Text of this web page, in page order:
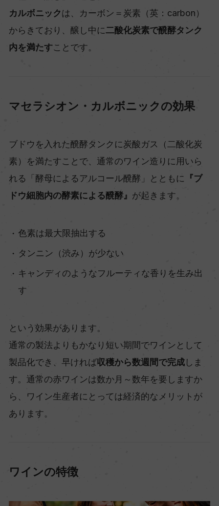
カルボニックは、カーボン＝炭素（英：carbon）
からきており、醸し中に二酸化炭素で醗酵タンク
内を満たすことです。
マセラシオン・カルボニックの効果
ブドウを入れた醗酵タンクに炭酸ガス（二酸化炭
素）を満たすことで、通常のワイン造りに用いら
れる「酵母によるアルコール醗酵」とともに
『ブ
ドウ細胞内の酵素による醗酵』 が起きます。
色素は最大限抽出する
タンニン（渋み）が少ない
キャンディのようなフルーティな香りを生み出
す
という効果があります。
通常の製法よりもかなり短い期間でワインとして
製品化でき、早ければ収穫から数週間で完成しま
す。通常の赤ワインは数か月～数年を要しますか
ら、ワイン生産者にとっては経済的なメリットが
あります。
ワインの特徴